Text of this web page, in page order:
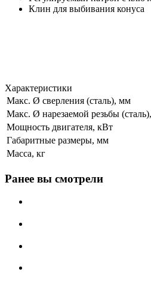
Клин для выбивания конуса
Характеристики
Макс. Ø сверления (сталь), мм
Макс. Ø нарезаемой резьбы
Мощность двигателя, кВт
Габаритные размеры, мм
Масса, кг
Ранее вы смотрели